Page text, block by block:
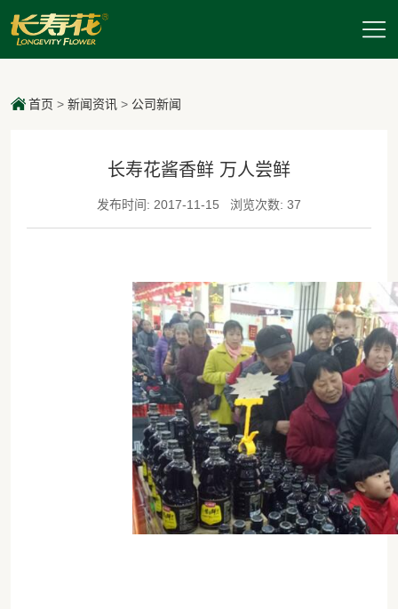
首页 > 新闻资讯> 公司新闻
长寿花酱香鲜 万人尝鲜
发布时间: 2017-11-15 浏览次数: 37